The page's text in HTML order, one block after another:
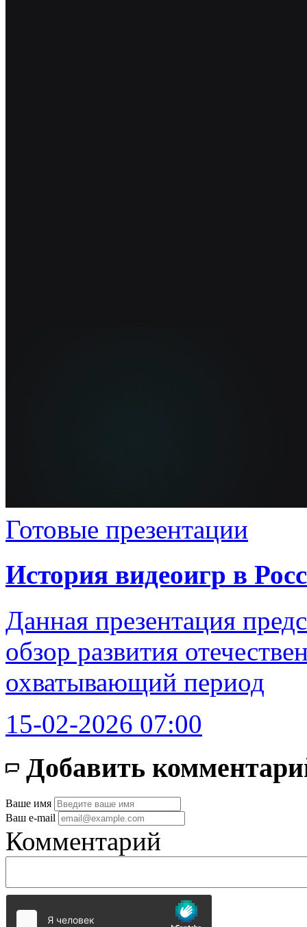
Готовые презентации
История видеоигр в
Данная презентация
обзор развития
охватывающий период
15-02-2026 07:00
Добавить
Ваше имя
Ваш e-mail
Комментарий